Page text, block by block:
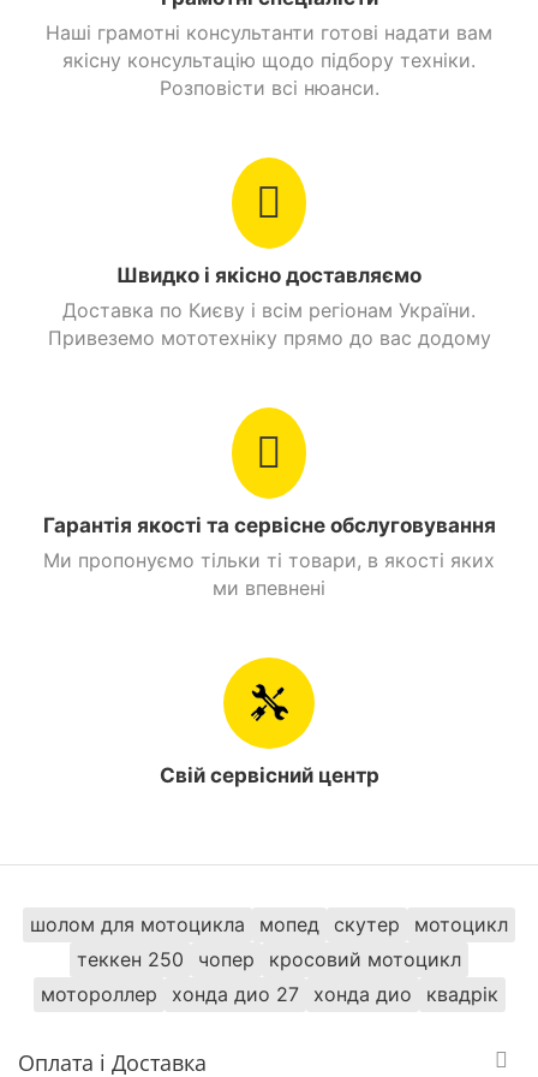
У технічному плані моторолер Джог Н ніяк не
змінився. Байк оснащений перевіреним 125-
кубовим мотором 152QMI, який використовується
економічність і експлуатаційний ресурс. Навіть при
базовому обслуговуванні движок «пробіжить» не
Як і інші моторолери, Fada Jog N 125 відрізняється
максимально простим і дружнім управлінням. Вся
справа в безступінчастій трансмісії. Райдеру не
потрібно самостійно перемикати передачі або
двоколіснику чудову динаміку, плавний старт і
розмірений набір швидкості.
Передня підвіска скутера залишилася колишньою.
Єдина відмінність – захисні кожухи, що закривають
пір'я телескопічної вилки. Вони істотно підвищують
Колір Чорний
О'бєм бензобаку 4,3 л
Скутери 125 куб. см. FADA
Наші грамотні консультанти готові надати вам
якісну консультацію щодо підбору техніки.
Розповісти всі нюанси.
Швидко і якісно доставляємо
Доставка по Києву і всім регіонам України.
Привеземо мототехніку прямо до вас додому
Гарантія якості та сервісне обслуговування
Ми пропонуємо тільки ті товари, в якості яких
ми впевнені
Свій сервісний центр
шолом для мотоцикла мопед скутер
мотоцикл
теккен 250
чопер
кросовий мотоцикл
мотороллер
хонда дио 27 хонда дио квадрік
Оплата і Доставка